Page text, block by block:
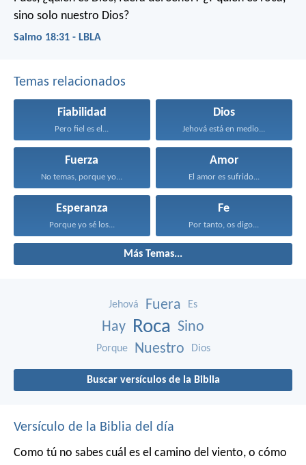
sino solo nuestro Dios?
Salmo 18:31 - LBLA
Temas relacionados
Fiabilidad
Pero fiel es el...
Dios
Jehová está en medio...
Fuerza
No temas, porque yo...
Amor
El amor es sufrido...
Esperanza
Porque yo sé los...
Fe
Por tanto, os digo...
Más Temas...
Jehová Fuera Es
Hay Roca Sino
Porque Nuestro Dios
Buscar versículos de la Biblia
Versículo de la Biblia del día
Como tú no sabes cuál es el camino del viento, o cómo